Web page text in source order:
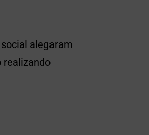
alegaram
realizando